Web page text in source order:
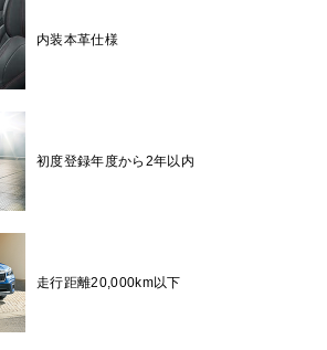
内装本革仕様
初度登録年度から2年以内
走行距離20,000km以下